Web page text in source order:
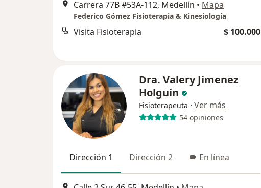
Carrera 77B #53A-112, Medellín • Mapa
Federico Gómez Fisioterapia & Kinesiología
Visita Fisioterapia $ 100.000
Dra. Valery Jimenez
Holguin
Fisioterapeuta · Ver más
54 opiniones
Dirección 1 Dirección 2 En línea